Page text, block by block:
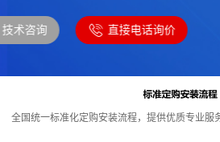
技术咨询 直接电话询
全国统一标准化定购安装流程，提供优质专业服